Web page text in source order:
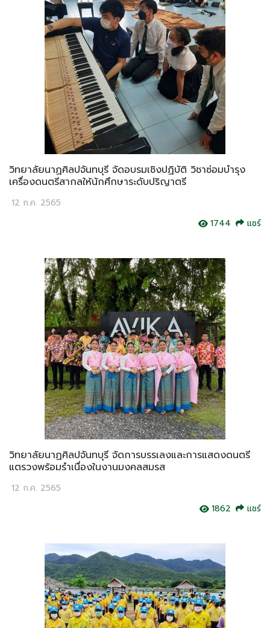
วิทยาลัยนาฏศิลปจันทบุรี จัดอบรมเชิงปฏิบัติ วิชาซ่อมบำรุง
เครื่องดนตรีสากลให้นักศึกษาระดับปริญาตรี
12 ก.ค. 2565
1744
แชร์
วิทยาลัยนาฏศิลปจันทบุรี จัดการบรรเลงและการแสดงดนตรี
แตรวงพร้อมรำเนื่องในงานมงคลสมรส
12 ก.ค. 2565
1862
แชร์